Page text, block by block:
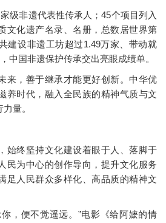
非遗代表性传承人；45个项目列入
文化遗产名录、名册，总数居世界第
建设非遗工坊超过1.49万家、带动就
国非遗保护传承交出亮眼成绩单。
，善于继承才能更好创新。中华优
养时代，融入全民族的精神气质与文
量。
终坚持文化建设着眼于人、落脚于
民为中心的创作导向，提升文化服务
足人民群众多样化、高品质的精神文
便不觉遥远。”电影《给阿嬷的情